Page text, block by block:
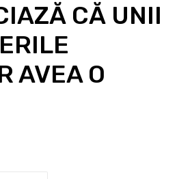
CĂ UNII
AVEA O